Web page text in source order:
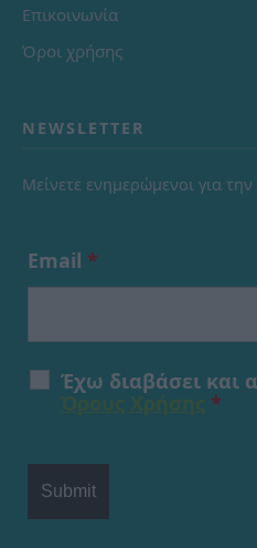
Επικοινωνία
Όροι χρήσης
NEWSLETTER
Μείνετε ενημερώμενοι για
Email *
Έχω διαβάσει και
*